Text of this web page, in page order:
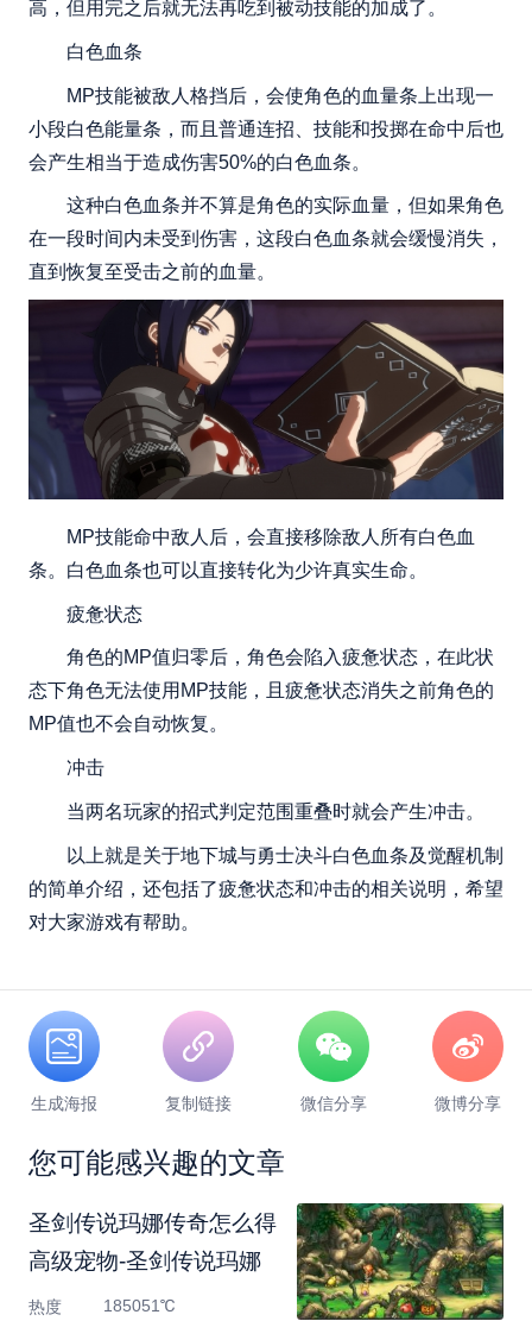
高，但用完之后就无法再吃到被动技能的加成了。
白色血条
MP技能被敌人格挡后，会使角色的血量条上出现一
小段白色能量条，而且普通连招、技能和投掷在命中后也
会产生相当于造成伤害50%的白色血条。
这种白色血条并不算是角色的实际血量，但如果角色
在一段时间内未受到伤害，这段白色血条就会缓慢消失，
直到恢复至受击之前的血量。
MP技能命中敌人后，会直接移除敌人所有白色血
条。白色血条也可以直接转化为少许真实生命。
疲惫状态
角色的MP值归零后，角色会陷入疲惫状态，在此状
态下角色无法使用MP技能，且疲惫状态消失之前角色的
MP值也不会自动恢复。
冲击
当两名玩家的招式判定范围重叠时就会产生冲击。
以上就是关于地下城与勇士决斗白色血条及觉醒机制
的简单介绍，还包括了疲惫状态和冲击的相关说明，希望
对大家游戏有帮助。
生成海报 复制链接 微信分享 微博分享
您可能感兴趣的文章
圣剑传说玛娜传奇怎么得
高级宠物-圣剑传说玛娜
热度 185051℃